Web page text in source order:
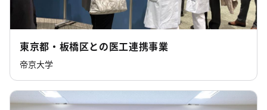
東京都・板橋区との医工連携事業
帝京大学